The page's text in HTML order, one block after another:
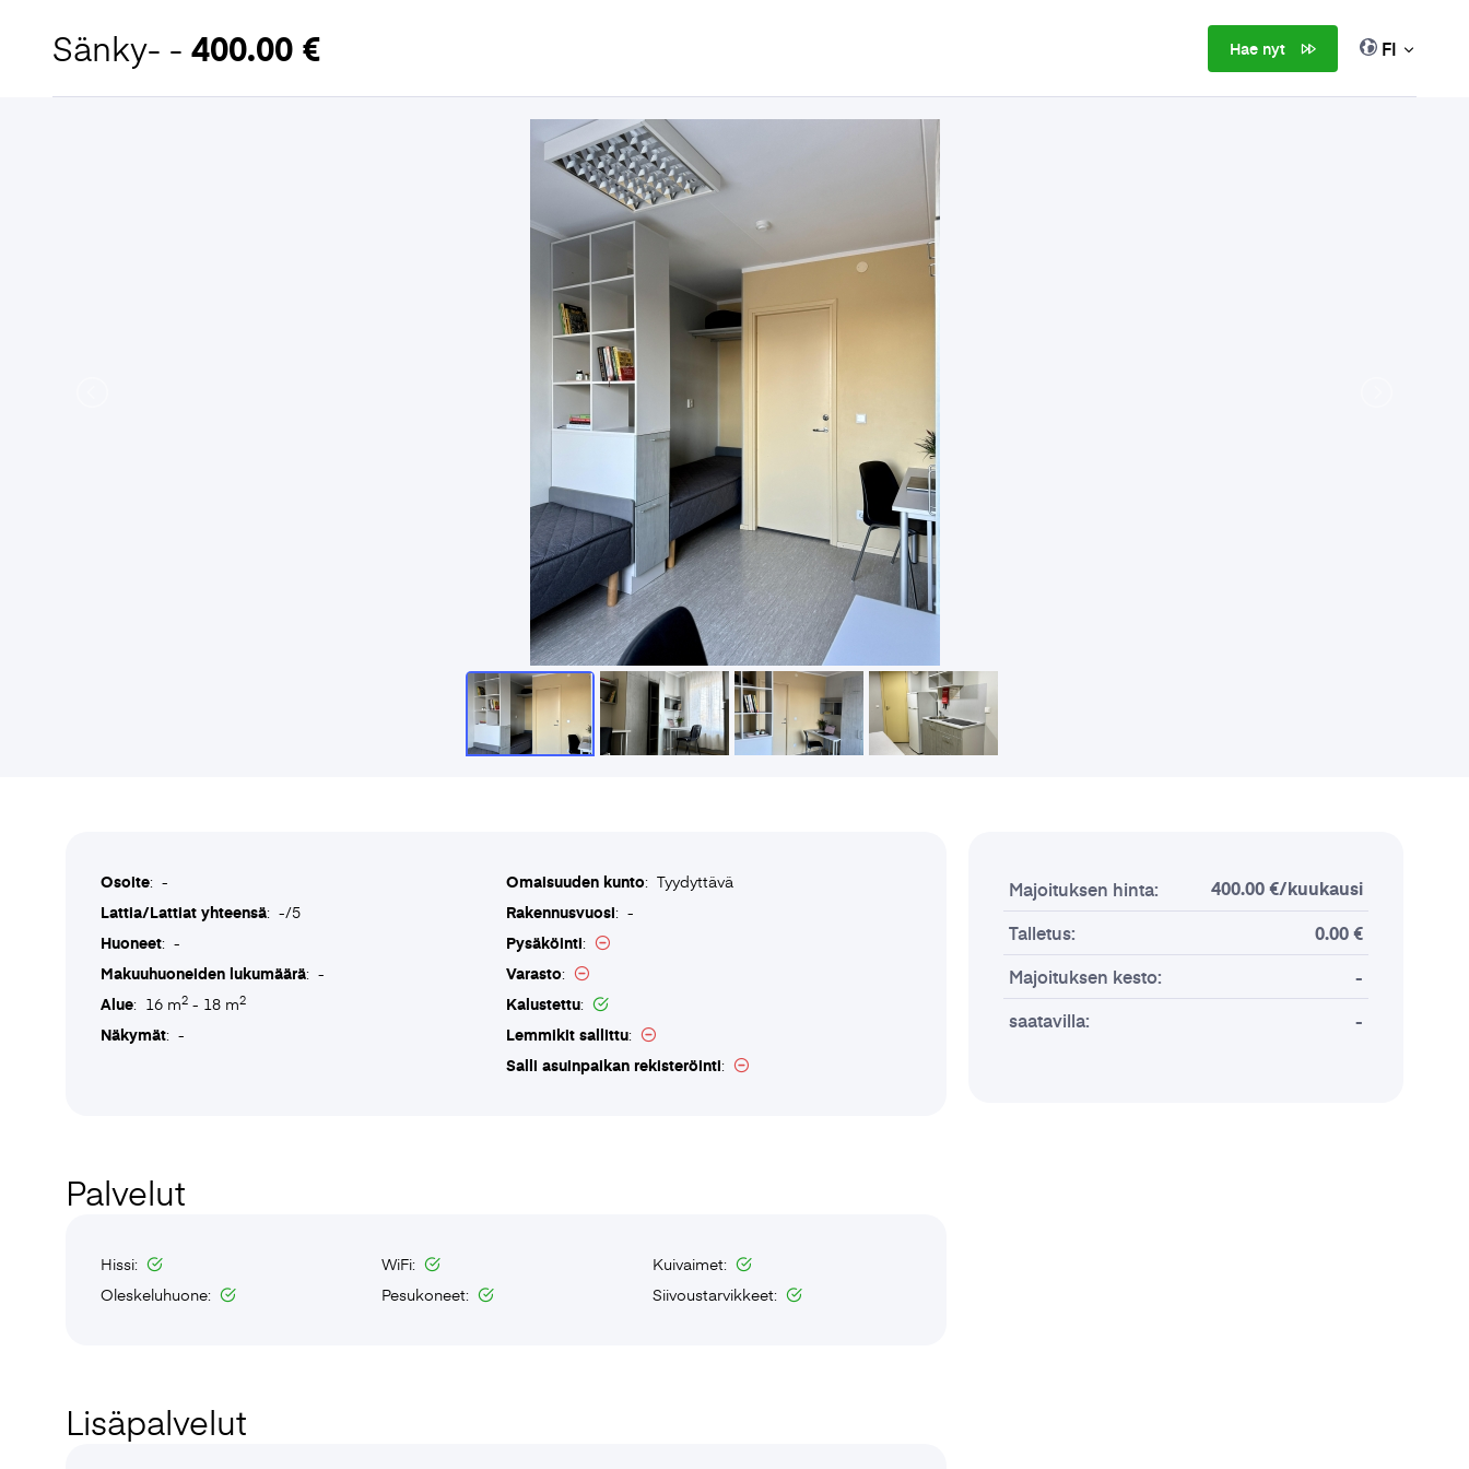
Sänky- - 400.00 € Hae nyt FI
Osoite: -
Lattia/Lattiat yhteensä: -/5
Huoneet: -
Makuuhuoneiden lukumäärä: -
Alue: 16 m2 - 18 m2
Näkymät: -
Omaisuuden kunto: Tyydyttävä
Rakennusvuosi: -
Pysäköinti:
Varasto:
Kalustettu:
Lemmikit sallittu:
Salli asuinpaikan rekisteröinti:
Palvelut
Hissi: WiFi:
Kuivaimet:
Oleskeluhuone:
Pesukoneet: Siivoustarvikkeet:
Lisäpalvelut
Majoituksen hinta: 400.00 €/kuukausi
Talletus: 0.00 €
Majoituksen kesto: -
saatavilla: -